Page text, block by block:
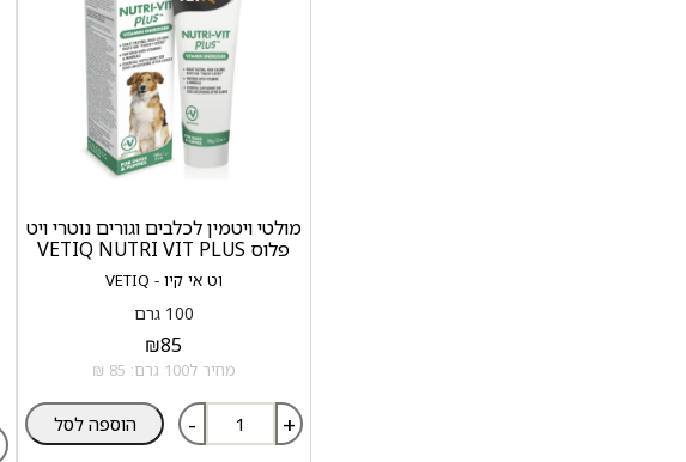
וט אי קיו - VETIQ
מולטי ויטמין לכלבים וגורים נוטרי ויט
פלוס VETIQ NUTRI VIT PLUS
100 גרם
₪85
מחיר ל100 גרם: 85 ₪
- + הוספה לסל